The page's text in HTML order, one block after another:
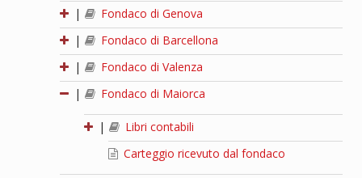
|
Fondaco di Genova
|
Fondaco di Barcellona
|
Fondaco di Valenza
|
Fondaco di Maiorca
|
Libri contabili
Carteggio ricevuto dal fondaco